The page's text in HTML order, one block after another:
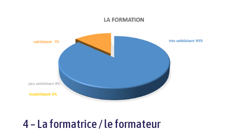
4 – La formatrice / le formateur